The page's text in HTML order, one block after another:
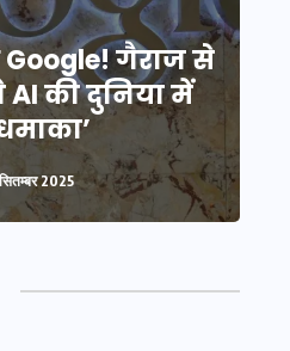
गैराज से
की दुनिया में
2025